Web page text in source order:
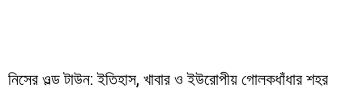
নিসের ওল্ড টাউন: ইতিহাস, খাবার ও ইউরোপীয় গোলকধাঁধার শহর